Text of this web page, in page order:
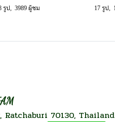
รูป, 3989 ผู้ชม 17 รูป,
Ratchaburi 70130,